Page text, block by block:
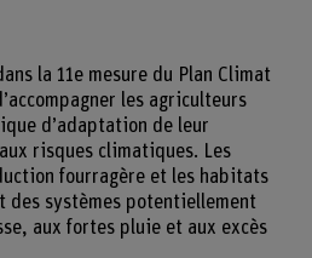
la 11e mesure du Plan Climat
les agriculteurs
d’adaptation de leur
risques climatiques. Les
fourragère et les habitats
des systèmes potentiellement
aux fortes pluie et aux excès